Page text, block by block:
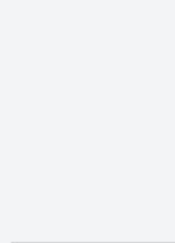
opens